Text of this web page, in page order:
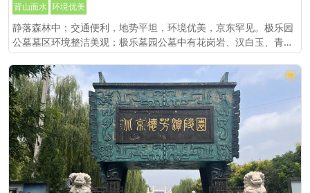
背山面水 环境优美
静落森林中；交通便利，地势平坦，环境优美，京东罕见。极乐园
公墓墓区环境整洁美观；极乐墓园公墓中有花岗岩、汉白玉、青白
石等不同造型的墓穴、墓碑等。